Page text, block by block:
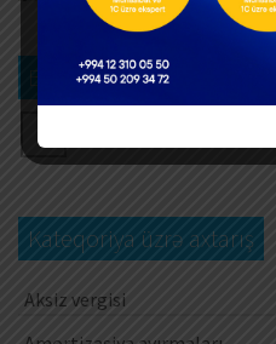
Bizi izləyin
Kateqoriya üzrə axtarış
Aksiz vergisi